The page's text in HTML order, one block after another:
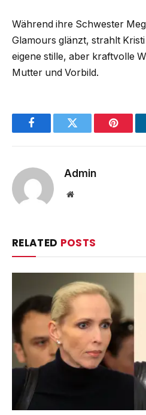
Während ihre Schwester
Glamours glänzt, strahlt
eigene stille, aber kraftvolle
Mutter und Vorbild.
FacebookTwitter
Admin
Website
RELATED POSTS